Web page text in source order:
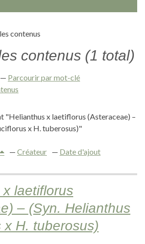
contenus
contenus (1 total)
Parcourir par mot-clé
"Helianthus x laetiflorus (Asteraceae) –
x H. tuberosus)"
Créateur Date d'ajout
laetiflorus
– (Syn. Helianthus
x H. tuberosus)